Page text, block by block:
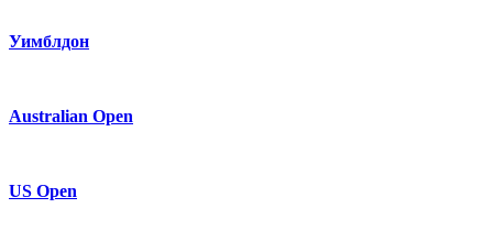
Уимблдон
Australian Open
US Open